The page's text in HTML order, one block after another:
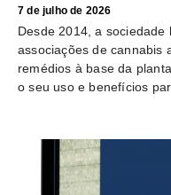
7 de julho de 2026
Desde 2014, a
associações de cannabis
remédios à base da
o seu uso e benefícios